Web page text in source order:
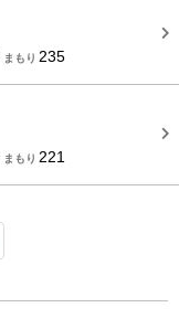
まもり 235
まもり 221